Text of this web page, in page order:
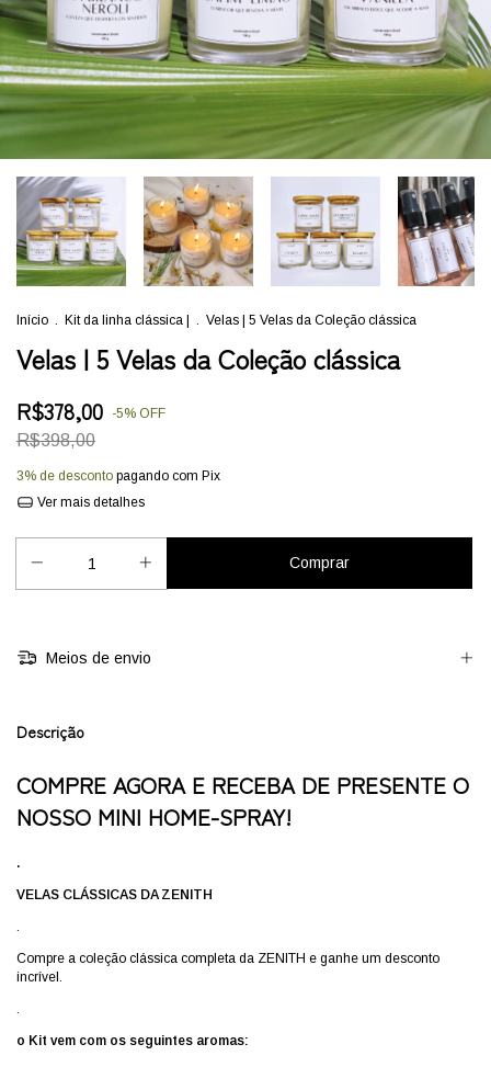
Início . Kit da linha clássica | . Velas | 5 Velas da Coleção clássica
Velas | 5 Velas da Coleção clássica
R$378,00 -5% OFF
R$398,00
3% de desconto pagando com Pix
Ver mais detalhes
Meios de envio
Descrição
COMPRE AGORA E RECEBA DE PRESENTE O
NOSSO MINI HOME-SPRAY!
.
VELAS CLÁSSICAS DA ZENITH
.
Compre a coleção clássica completa da ZENITH e ganhe um desconto
incrível.
.
o Kit vem com os seguintes aromas: